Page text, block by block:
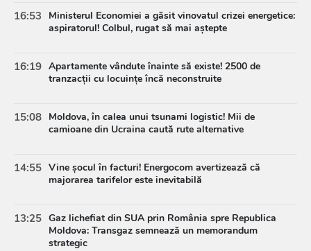
16:53
Ministerul Economiei a găsit vinovatul crizei energetice:
aspiratorul! Colbul, rugat să mai aștepte
16:19 Apartamente vândute înainte să existe! 2500 de
tranzacții cu locuințe încă neconstruite
15:08 Moldova, în calea unui tsunami logistic! Mii de
camioane din Ucraina caută rute alternative
14:55 Vine șocul în facturi! Energocom avertizează că
majorarea tarifelor este inevitabilă
13:25 Gaz lichefiat din SUA prin România spre Republica
Moldova: Transgaz semnează un memorandum
strategic